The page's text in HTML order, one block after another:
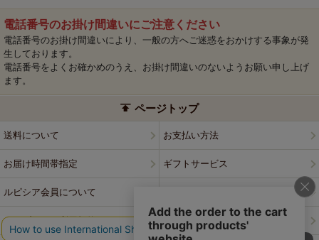
電話番号のお掛け間違いにご注意ください
電話番号のお掛け間違いにより、一般の方へご迷惑をおかけする事象が発
生しております。
電話番号をよくお確かめのうえ、お掛け間違いのないようお願い申し上げ
ます。
ページトップ
送料について お支払い方法
お届け時間帯指定 ギフトサービス
ルピシア会員について
ウェブサイト利用規約 特定商取引法に基づく表記